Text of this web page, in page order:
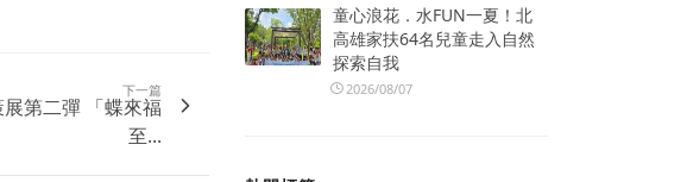
下一篇
第二彈 「蝶來福
至...
童心浪花．水FUN一夏！北
高雄家扶64名兒童走入自然
探索自我
2026/08/07